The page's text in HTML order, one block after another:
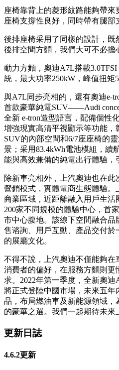
座椅靠背上的菱形紋路能夠帶
座椅支撐性良好，同時帶有腿部
後排座椅采用了同樣的設計，
後排空間方麵，我們大可不必擔
動力方麵，奧迪A7L搭載
統，最大功率250kW，峰值扭矩
與A7L同步亮相的，還有奧迪e-
首款豪華純電SUV——Audi
全新 e-tron造型語言，配備個性
增強現實高清平視顯示等功能
SUV的內部空間和6/7座座椅的
景；采用83.4kWh電池模組，續
能與高效兼備的純電出行體驗，
除新車亮相外，上汽奧迪也在
營銷模式，實體電商生態體驗
商業區域，近距離融入用戶生活
200家不同規模的體驗中心，首
市中心腹地。該線下空間融合
售谘詢、用戶互動、產品交付於
的展廳文化。
不得不說，上汽奧迪不僅能夠在
消費者的偏好，在服務方麵則
求。2022年第一季度，全新奧迪
將正式登陸中國市場，未來五
品，布局燃油車及新能源領域
的豪華之選。我們一起期待未來
更新日誌
4.6.2更新